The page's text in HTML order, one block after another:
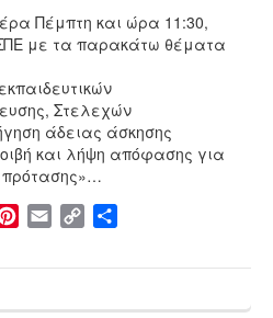
Πέμπτη και ώρα 11:30,
με τα παρακάτω θέματα
Στελεχών
άδειας άσκησης
και λήψη απόφασης για
πρότασης»…
Pinterest
Email Copy